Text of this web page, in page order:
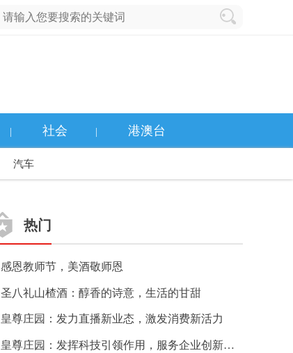
社会 港澳台
汽车
热门
感恩教师节，美酒敬师恩
圣八礼山楂酒：醇香的诗意，生活的甘甜
皇尊庄园：发力直播新业态，激发消费新活力
皇尊庄园：发挥科技引领作用，服务企业创新发展